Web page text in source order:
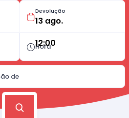
Devolução
Hora
12:00
de